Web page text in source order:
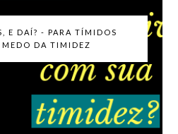
E DAÍ? - PARA TÍMIDOS
MEDO DA TIMIDEZ